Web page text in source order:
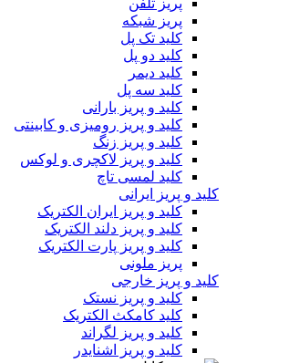
پریز تلفن
پریز شبکه
کلید تک پل
کلید دو پل
کلید دیمر
کلید سه پل
کلید و پریز بارانی
کلید و پریز رومیزی و کابینتی
کلید و پریز زنگ
کلید و پریز لاکچری و لوکس
کلید لمسی تاچ
کلید و پریز ایرانی
کلید و پریز ایران الکتریک
کلید و پریز دلند الکتریک
کلید و پریز پارت الکتریک
پریز ملونی
کلید و پریز خارجی
کلید و پریز نستک
کلید کامکث الکتریک
کلید و پریز لگراند
کلید و پریز اشنایدر